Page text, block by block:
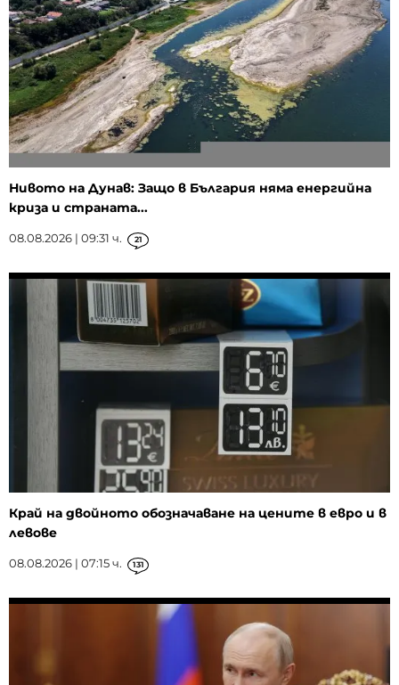
Нивото на Дунав: Защо в България няма енергийна
криза и страната...
08.08.2026 | 09:31 ч. 21
Край на двойното обозначаване на цените в евро и в
левове
08.08.2026 | 07:15 ч. 131